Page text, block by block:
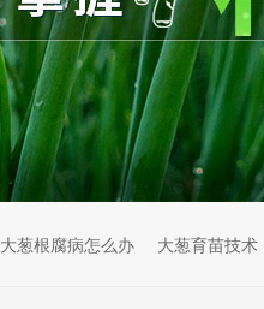
大葱根腐病怎么办 大葱育苗技术